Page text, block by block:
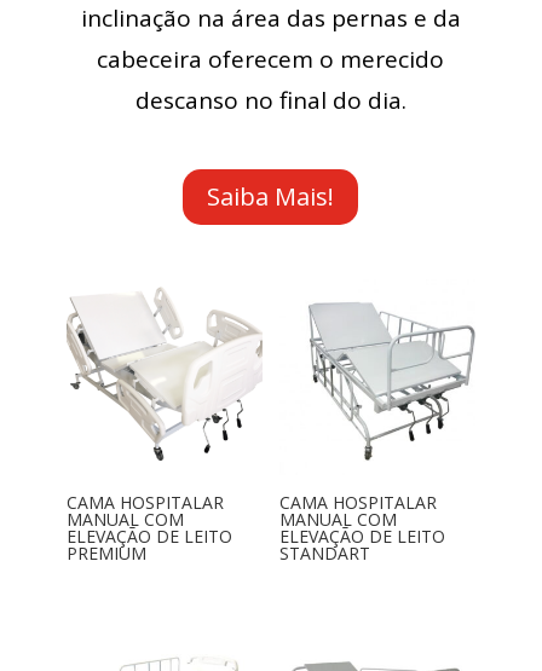
inclinação na área das pernas e da
cabeceira oferecem o merecido
descanso no final do dia.
Saiba Mais!
CAMA HOSPITALAR
MANUAL COM
ELEVAÇÃO DE LEITO
PREMIUM
CAMA HOSPITALAR
MANUAL COM
ELEVAÇÃO DE LEITO
STANDART